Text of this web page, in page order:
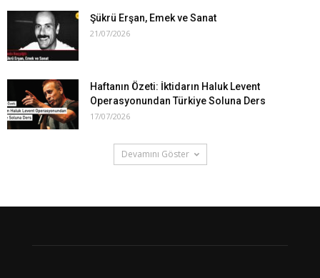
Şükrü Erşan, Emek ve Sanat
21/07/2026
Haftanın Özeti: İktidarın Haluk Levent
Operasyonundan Türkiye Soluna Ders
17/07/2026
Devamını Göster